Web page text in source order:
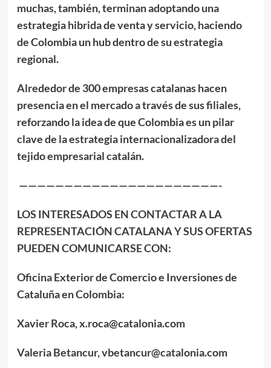
muchas, también, terminan adoptando una
estrategia hibrida de venta y servicio, haciendo
de Colombia un hub dentro de su estrategia
regional.
Alrededor de 300 empresas catalanas hacen
presencia en el mercado a través de sus filiales,
reforzando la idea de que Colombia es un pilar
clave de la estrategia internacionalizadora del
tejido empresarial catalán.
——————————————————————-
LOS INTERESADOS EN CONTACTAR A LA
REPRESENTACIÓN CATALANA Y SUS OFERTAS
PUEDEN COMUNICARSE CON:
Oficina Exterior de Comercio e Inversiones de
Cataluña en Colombia:
Xavier Roca, x.roca@catalonia.com
Valeria Betancur, vbetancur@catalonia.com